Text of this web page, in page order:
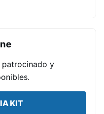
patrocinado y
KIT